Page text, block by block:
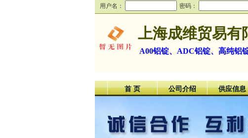
用户名： 密码：
上海成维贸易有
A00铝锭、ADC铝锭、高纯铝
首 页 公司介绍 供应信息